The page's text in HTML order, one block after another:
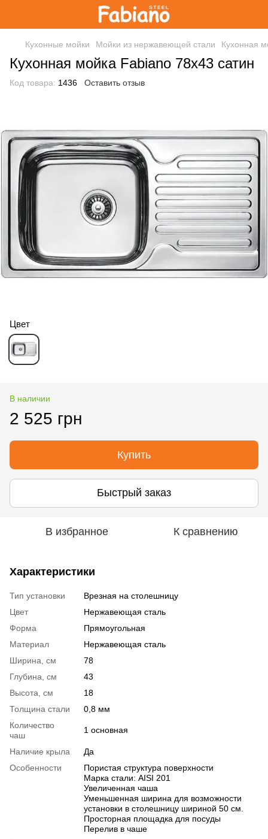
Кухонные мойки Мойки из нержавеющей стали Кухонная
Кухонная мойка Fabiano 78x43 сатин
Код товара: 1436 Оставить отзыв
Цвет
В наличии
2 525 грн
Купить
Быстрый заказ
В избранное К сравнению
Характеристики
Тип установки
Врезная на столешницу
Цвет
Нержавеющая сталь
Форма
Прямоугольная
Материал
Нержавеющая сталь
Ширина, см
78
Глубина, см
43
Высота, см
18
Толщина стали
0,8 мм
Количество
чаш
1 основная
Наличие крыла
Да
Особенности
Пористая структура поверхности
Марка стали: AISI 201
Увеличенная чаша
Уменьшенная ширина для возможности
установки в столешницу шириной 50 см.
Просторная площадка для посуды
Перелив в чаше